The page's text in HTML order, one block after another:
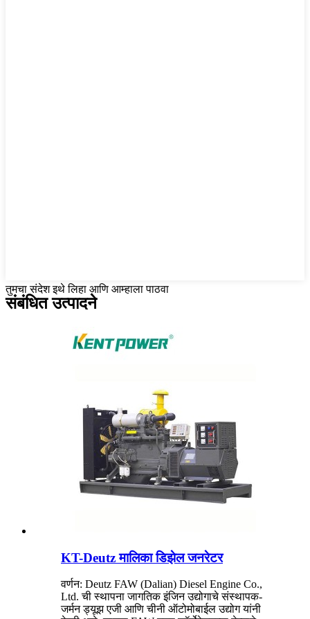
तुमचा संदेश इथे लिहा आणि आम्हाला पाठवा
संबंधित उत्पादने
KT-Deutz मालिका डिझेल जनरेटर
वर्णन: Deutz FAW (Dalian) Diesel Engine Co.,
Ltd. ची स्थापना जागतिक इंजिन उद्योगाचे संस्थापक-
जर्मन ड्यूझ एजी आणि चीनी ऑटोमोबाईल उद्योग यांनी